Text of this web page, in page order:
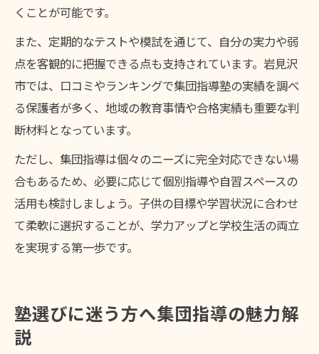
くことが可能です。
また、定期的なテストや模試を通じて、自分の実力や弱
点を客観的に把握できる点も支持されています。岩見沢
市では、口コミやランキングで集団指導塾の実績を調べ
る保護者が多く、地域の教育事情や合格実績も重要な判
断材料となっています。
ただし、集団指導は個々のニーズに完全対応できない場
合もあるため、必要に応じて個別指導や自習スペースの
活用も検討しましょう。子供の目標や学習状況に合わせ
て柔軟に選択することが、学力アップと学校生活の両立
を実現する第一歩です。
塾選びに迷う方へ集団指導の魅力解
説